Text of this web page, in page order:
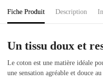
Fiche Produit Description
Un tissu doux et
Le coton est une matière idéale
une sensation agréable et douce